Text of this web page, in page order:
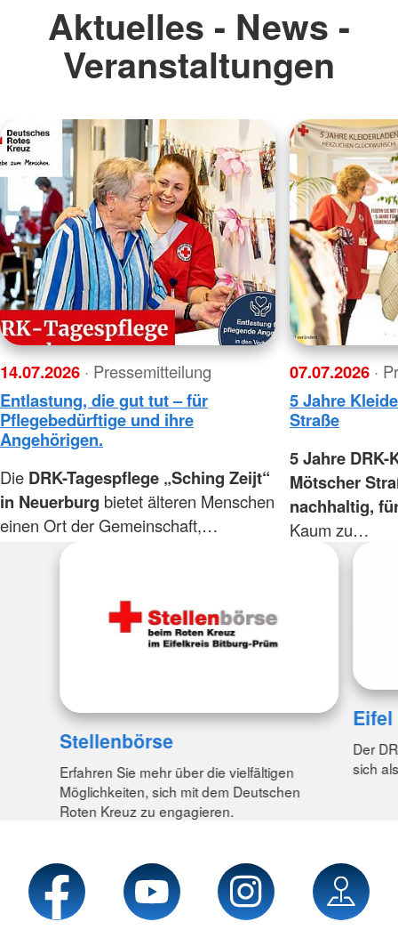
Aktuelles - News -
Veranstaltungen
14.07.2026 · Pressemitteilung
Entlastung, die gut tut – für
Pflegebedürftige und ihre
Angehörigen.
Die DRK-Tagespflege „Sching Zeijt“
in Neuerburg bietet älteren Menschen
einen Ort der Gemeinschaft,…
07.07.2026 ·
5 Jahre
Straße
5 Jahre
Mötscher
nachhaltig,
Kaum zu…
Stellenbörse
Erfahren Sie mehr über die vielfältigen
Möglichkeiten, sich mit dem Deutschen
Roten Kreuz zu engagieren.
Der
sich